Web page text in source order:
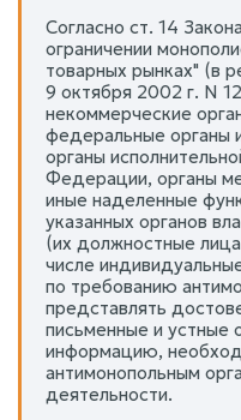
Согласно ст. 14
ограничении
товарных рынках" (в
9 октября 2002 г. N
некоммерческие
федеральные органы
органы
Федерации, органы
иные наделенные
указанных органов
(их должностные
числе
по требованию
представлять
письменные и устные
информацию,
антимонопольным
деятельности.